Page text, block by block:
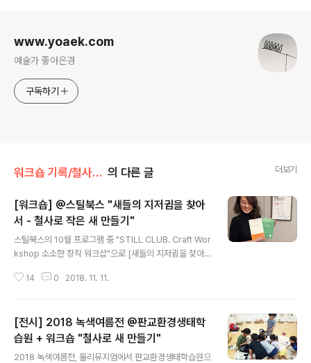
www.yoaek.com
예술가 좋아은경
구독하기
워크숍 기록/철사로 새 만들기 + 철사로 손 만들기 의 다른 글 더보기
[워크숍] @스틸북스 "새들의 지저귐을 찾아
서 - 철사로 작은 새 만들기"
스틸북스의 10월 프로그램 중 "STILL CLUB. Craft Wor
kshop 소소한 창작 워크샵"으로 [새들의 지저귐을 찾아
쓰는 시간 가졌습니다. 참가자 전원에게 '2019 균형 달
첼 카슨의 , 존 버거의 와 시릴 디옹의 을 소개했습니다. Ins
tagram에서 이 게시물 보기 yoa 좋아은경(@_yoaek)님
의 공유 게시물님,2018 10월 22 12:12오전 PDT
14 0 2018. 11. 11.
[전시] 2018 녹색여름전 @판교환경생태학
습원 + 워크숍 "철사로 새 만들기"
2018 녹색여름전, 둘리뮤지엄에서 판교환경생태학습원으